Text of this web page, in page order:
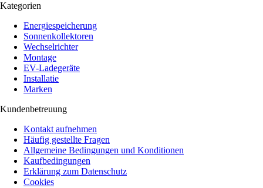
Kategorien
Energiespeicherung
Sonnenkollektoren
Wechselrichter
Montage
EV-Ladegeräte
Installatie
Marken
Kundenbetreuung
Kontakt aufnehmen
Häufig gestellte Fragen
Allgemeine Bedingungen und Konditionen
Kaufbedingungen
Erklärung zum Datenschutz
Cookies